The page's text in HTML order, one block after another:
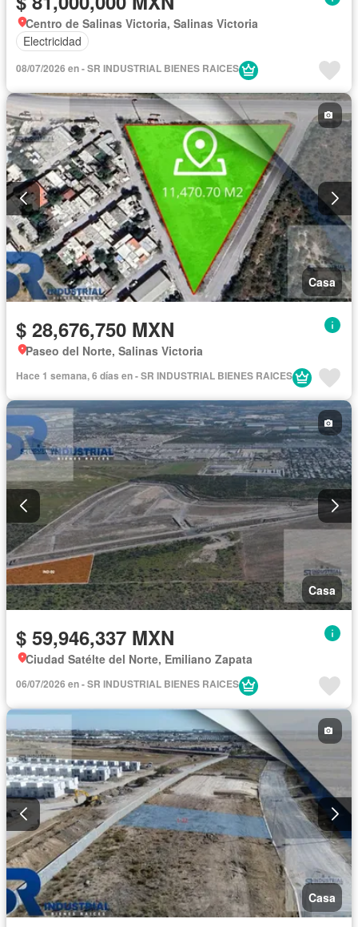
Centro de Salinas Victoria, Salinas Victoria
Electricidad
08/07/2026 en - SR INDUSTRIAL BIENES RAICES
Casa
$ 28,676,750 MXN
Paseo del Norte, Salinas Victoria
Hace 1 semana, 6 días en - SR INDUSTRIAL BIENES RAICES
Casa
$ 59,946,337 MXN
Ciudad Satélte del Norte, Emiliano Zapata
06/07/2026 en - SR INDUSTRIAL BIENES RAICES
Casa